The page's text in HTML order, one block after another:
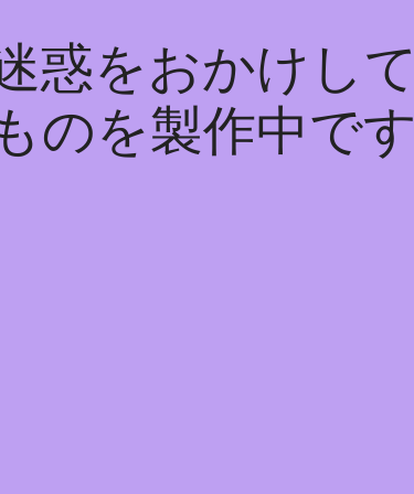
惑をおかけし
のを製作中で